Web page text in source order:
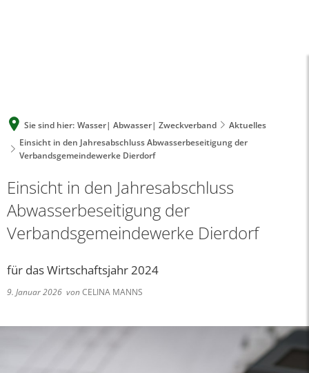
Sie sind hier: Wasser| Abwasser| Zweckverband
Aktuelles
Einsicht in den Jahresabschluss Abwasserbeseitigung der
Verbandsgemeindewerke Dierdorf
Einsicht in den Jahresabschluss
Abwasserbeseitigung der
Verbandsgemeindewerke Dierdorf
für das Wirtschaftsjahr 2024
9. Januar 2026 vonCELINA MANNS